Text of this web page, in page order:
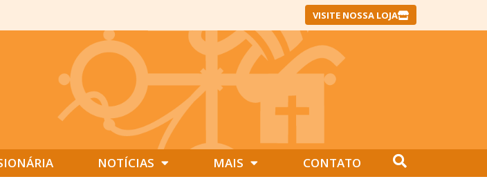
VISITE NOSSA LOJA
NOTÍCIAS MAIS CONTATO